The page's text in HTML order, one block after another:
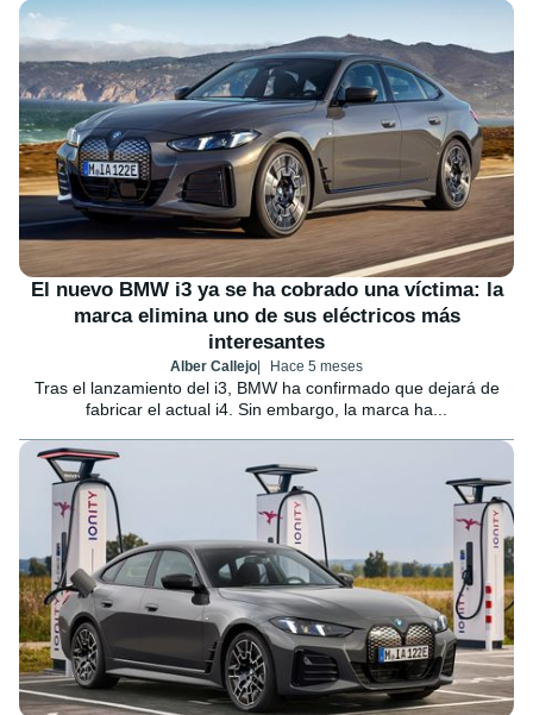
El nuevo BMW i3 ya se ha cobrado una víctima: la
marca elimina uno de sus eléctricos más
interesantes
Alber Callejo Hace 5 meses
Tras el lanzamiento del i3, BMW ha confirmado que dejará de
fabricar el actual i4. Sin embargo, la marca ha...